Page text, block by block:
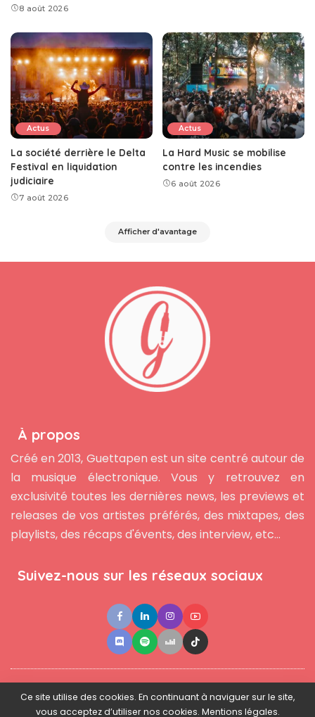
8 août 2026
Actus
La société derrière le Delta
Festival en liquidation
judiciaire
7 août 2026
Actus
La Hard Music se mobilise
contre les incendies
6 août 2026
Afficher d'avantage
À propos
Créé en 2013, Guettapen est un site centré autour de
la musique électronique. Vous y retrouvez en
exclusivité toutes les dernières news, les previews et
releases de vos artistes préférés, des mixtapes, des
playlists, des récaps d'évents, des interview, etc...
Suivez-nous sur les réseaux sociaux
Contact ●Newsletter ● L'équipe ● Mentions légales
Ce site utilise des cookies. En continuant à naviguer sur le site,
vous acceptez d’utiliser nos cookies. Mentions légales.